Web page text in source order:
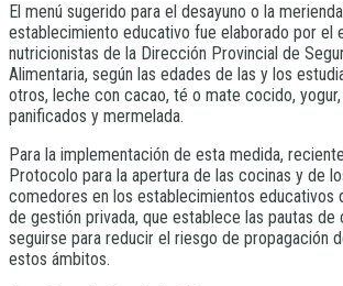
El menú sugerido para el desayuno o la
establecimiento educativo fue elaborado por el
nutricionistas de la Dirección Provincial de
Alimentaria, según las edades de las y los
otros, leche con cacao, té o mate cocido,
panificados y mermelada.
Para la implementación de esta medida,
Protocolo para la apertura de las cocinas y de
comedores en los establecimientos educativos
de gestión privada, que establece las pautas de
seguirse para reducir el riesgo de propagación
estos ámbitos.